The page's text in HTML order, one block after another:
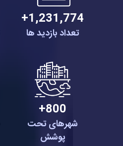
1,231,774+
تعداد بازدید ها
800+
شهرهای تحت
پوشش